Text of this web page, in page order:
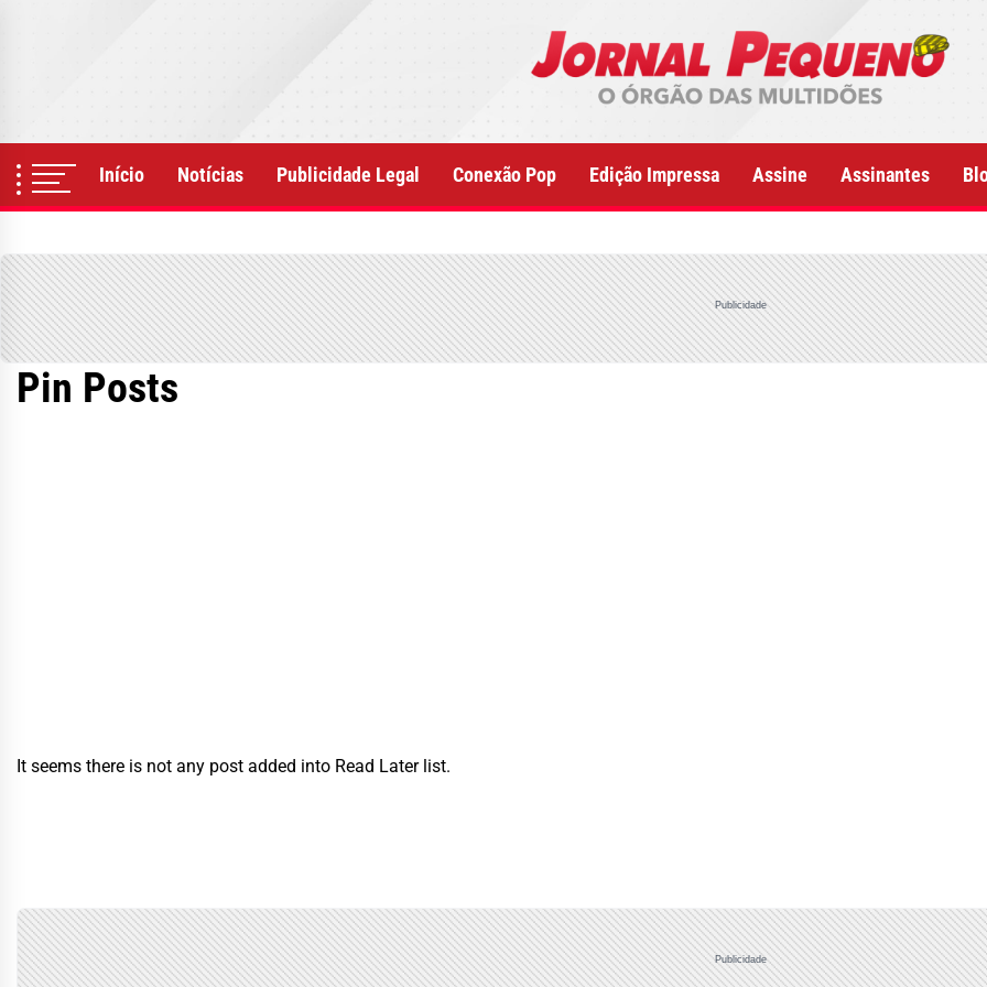
Início Notícias Publicidade Legal Conexão Pop Edição Impressa Assine Assinantes
Publicidade
Pin Posts
It seems there is not any post added into Read Later list.
Publicidade